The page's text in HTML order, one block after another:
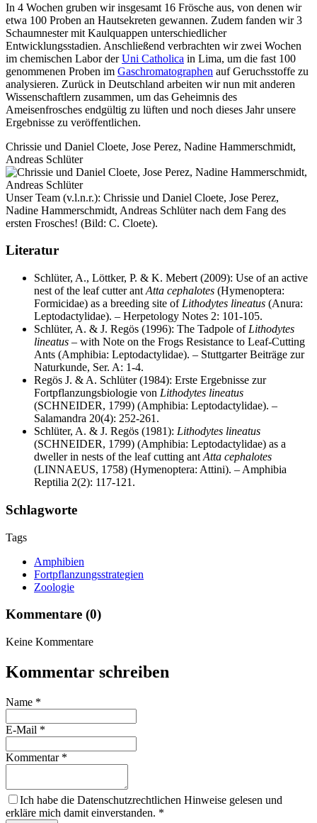
In 4 Wochen gruben wir insgesamt 16 Frösche aus, von denen wir
etwa 100 Proben an Hautsekreten gewannen. Zudem fanden wir 3
Schaumnester mit Kaulquappen unterschiedlicher
Entwicklungsstadien. Anschließend verbrachten wir zwei Wochen
im chemischen Labor derUni Catholica in Lima, um die fast 100
genommenen Proben im Gaschromatographen auf Geruchsstoffe zu
analysieren. Zurück in Deutschland arbeiten wir nun mit anderen
Wissenschaftlern zusammen, um das Geheimnis des
Ameisenfrosches endgültig zu lüften und noch dieses Jahr unsere
Ergebnisse zu veröffentlichen.
Chrissie und Daniel Cloete, Jose Perez, Nadine Hammerschmidt,
Andreas Schlüter
Unser Team (v.l.n.r.): Chrissie und Daniel Cloete, Jose Perez,
Nadine Hammerschmidt, Andreas Schlüter nach dem Fang des
ersten Frosches! (Bild: C. Cloete).
Literatur
Schlüter, A., Löttker, P. & K. Mebert (2009): Use of an active
nest of the leaf cutter ant Atta cephalotes (Hymenoptera:
Formicidae) as a breeding site of Lithodytes lineatus (Anura:
Leptodactylidae). – Herpetology Notes 2: 101-105.
Schlüter, A. & J. Regös (1996): The Tadpole of Lithodytes
lineatus – with Note on the Frogs Resistance to Leaf-Cutting
Ants (Amphibia: Leptodactylidae). – Stuttgarter Beiträge zur
Naturkunde, Ser. A: 1-4.
Regös J. & A. Schlüter (1984): Erste Ergebnisse zur
Fortpflanzungsbiologie von Lithodytes lineatus
(SCHNEIDER, 1799) (Amphibia: Leptodactylidae). –
Salamandra 20(4): 252-261.
Schlüter, A. & J. Regös (1981): Lithodytes lineatus
(SCHNEIDER, 1799) (Amphibia: Leptodactylidae) as a
dweller in nests of the leaf cutting ant Atta cephalotes
(LINNAEUS, 1758) (Hymenoptera: Attini). – Amphibia
Reptilia 2(2): 117-121.
Schlagworte
Tags
Amphibien
Fortpflanzungsstrategien
Zoologie
Kommentare (0)
Keine Kommentare
Kommentar schreiben
Name *
E-Mail *
Kommentar *
Ich habe die Datenschutzrechtlichen Hinweise gelesen und
erkläre mich damit einverstanden. *